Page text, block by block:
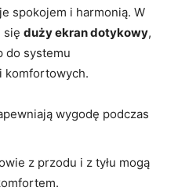
spokojem i harmonią. W
się duży ekran dotykowy,
do systemu
komfortowych.
wygodę podczas
z przodu i z tyłu mogą